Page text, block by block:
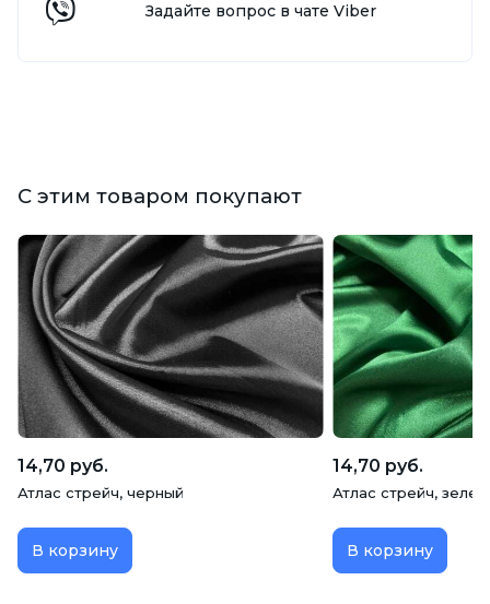
Задайте вопрос в чате Viber
С этим товаром покупают
14,70 руб.
Атлас стрейч, черный
В корзину
14,70 руб.
Атлас стрейч,
В корзину